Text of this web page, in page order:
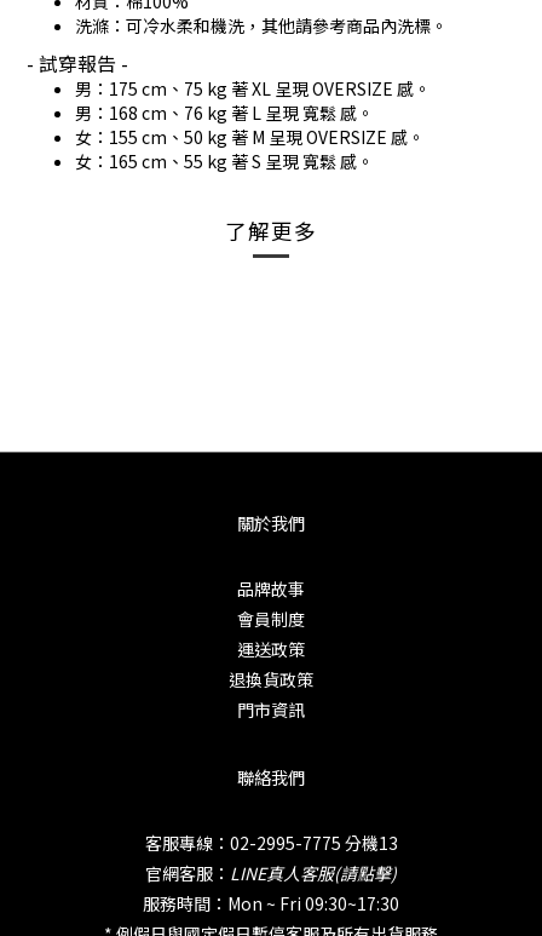
洗滌：可冷水柔和機洗，其他請參考商品內洗標。
- 試穿報告 -
男：175 cm、75 kg 著 XL 呈現 OVERSIZE 感。
男：168 cm、76 kg 著 L 呈現 寬鬆 感。
女：155 cm、50 kg 著 M 呈現 OVERSIZE 感。
女：165 cm、55 kg 著 S 呈現 寬鬆 感。
了解更多
關於我們
品牌故事
會員制度
運送政策
退換貨政策
門市資訊
聯絡我們
客服專線：02-2995-7775 分機13
官網客服： LINE真人客服(請點擊)
服務時間：Mon ~ Fri 09:30~17:30